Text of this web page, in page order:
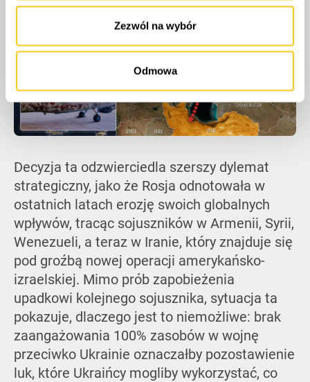
Zezwól na wybór
Odmowa
Decyzja ta odzwierciedla szerszy dylemat
strategiczny, jako że Rosja odnotowała w
ostatnich latach erozję swoich globalnych
wpływów, tracąc sojuszników w Armenii, Syrii,
Wenezueli, a teraz w Iranie, który znajduje się
pod groźbą nowej operacji amerykańsko-
izraelskiej. Mimo prób zapobieżenia
upadkowi kolejnego sojusznika, sytuacja ta
pokazuje, dlaczego jest to niemożliwe: brak
zaangażowania 100% zasobów w wojnę
przeciwko Ukrainie oznaczałby pozostawienie
luk, które Ukraińcy mogliby wykorzystać, co